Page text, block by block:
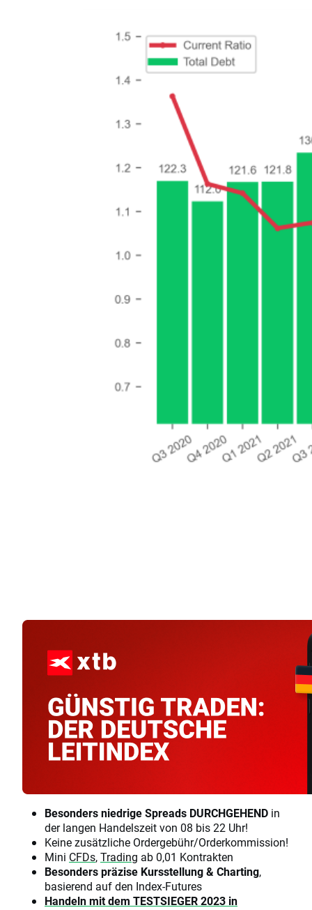
Besonders niedrige Spreads DURCHGEHEND in
der langen Handelszeit von 08 bis 22 Uhr!
Keine zusätzliche Ordergebühr/Orderkommission!
Mini CFDs,Trading ab 0,01 Kontrakten
Besonders präzise Kursstellung & Charting,
basierend auf den Index-Futures
Handeln mit dem TESTSIEGER 2023 in